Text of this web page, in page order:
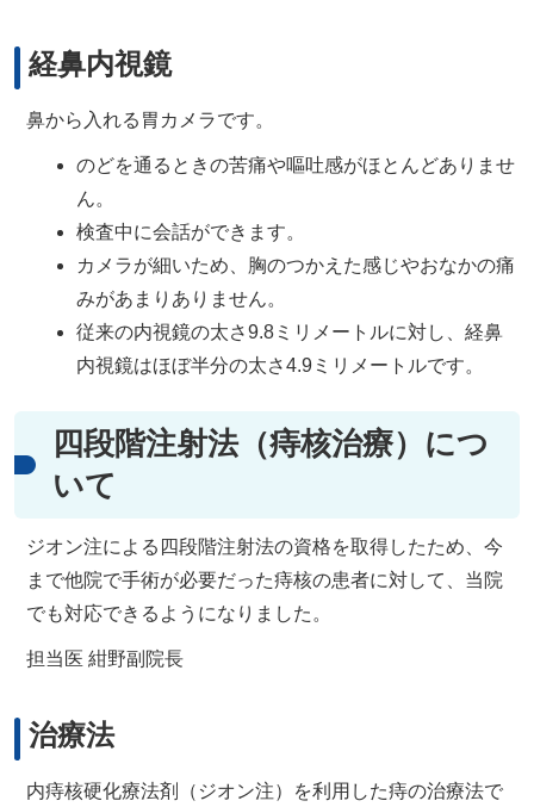
経鼻内視鏡
鼻から入れる胃カメラです。
のどを通るときの苦痛や嘔吐感がほとんどありませ
ん。
検査中に会話ができます。
カメラが細いため、胸のつかえた感じやおなかの痛
みがあまりありません。
従来の内視鏡の太さ9.8ミリメートルに対し、経鼻
内視鏡はほぼ半分の太さ4.9ミリメートルです。
四段階注射法（痔核治療）につ
いて
ジオン注による四段階注射法の資格を取得したため、今
まで他院で手術が必要だった痔核の患者に対して、当院
でも対応できるようになりました。
担当医 紺野副院長
治療法
内痔核硬化療法剤（ジオン注）を利用した痔の治療法で